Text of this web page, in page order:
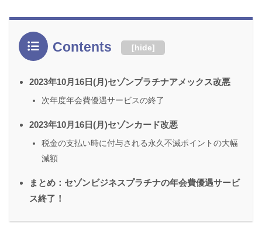
Contents [hide]
2023年10月16日(月)セゾンプラチナアメックス改悪
次年度年会費優遇サービスの終了
2023年10月16日(月)セゾンカード改悪
税金の支払い時に付与される永久不滅ポイントの大幅
減額
まとめ：セゾンビジネスプラチナの年会費優遇サービ
ス終了！